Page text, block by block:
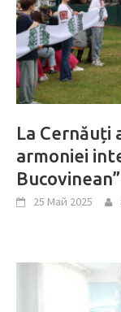
La
armoniei
Bucovinean”
25 Май 2025